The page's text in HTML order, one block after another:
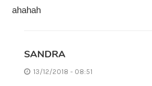
ahahah
SANDRA
13/12/2018 - 08:51